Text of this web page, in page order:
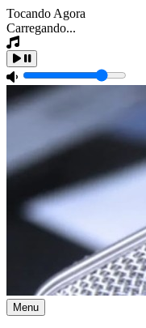
Tocando Agora
Carregando...
Menu